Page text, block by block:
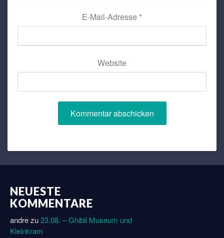
E-Mail-Adresse *
Website
NEUESTE
KOMMENTARE
andrezu23.08. – Ghibli Museum und
Kleinkram